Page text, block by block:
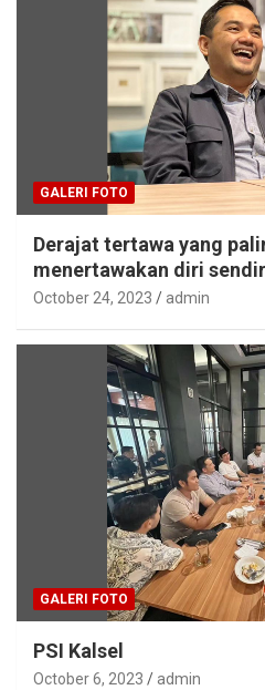
GALERI FOTO
Derajat tertawa yang
menertawakan diri
October 24, 2023 admin
GALERI FOTO
PSI Kalsel
October 6, 2023 admin